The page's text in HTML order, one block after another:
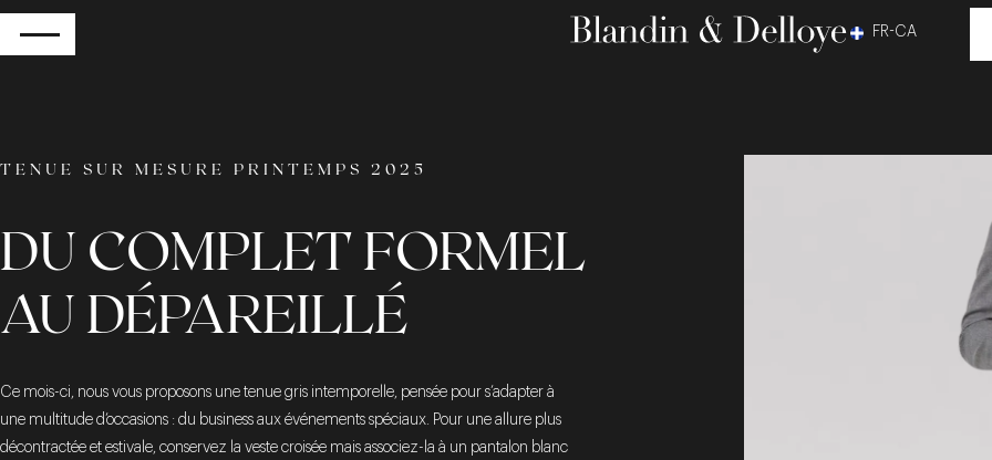
FR-CA
TENUE SUR MESURE PRINTEMPS 2025
DU COMPLET FORMEL
AU DÉPAREILLÉ
Ce mois-ci, nous vous proposons une tenue gris intemporelle, pensée pour s’adapter à
une multitude d’occasions : du business aux événements spéciaux. Pour une allure plus
décontractée et estivale, conservez la veste croisée mais associez-la à un pantalon blanc